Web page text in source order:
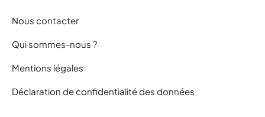
Nous contacter
Qui sommes-nous ?
Mentions légales
Déclaration de confidentialité des données